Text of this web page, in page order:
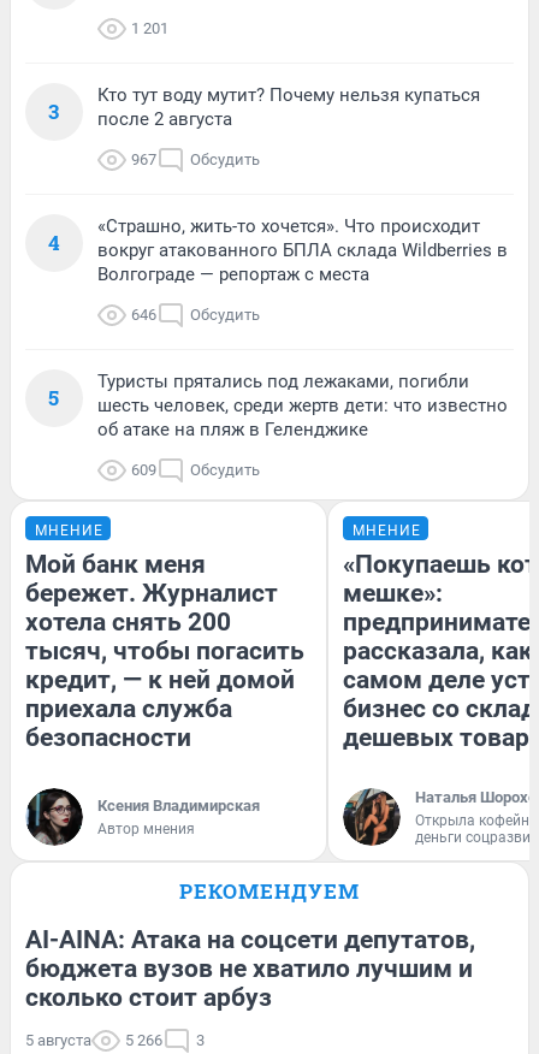
1 201
3
Кто тут воду мутит? Почему нельзя купаться
после 2 августа
967 Обсудить
4
«Страшно, жить-то хочется». Что происходит
вокруг атакованного БПЛА склада Wildberries в
Волгограде — репортаж с места
646 Обсудить
5
Туристы прятались под лежаками, погибли
шесть человек, среди жертв дети: что известно
об атаке на пляж в Геленджике
609 Обсудить
МНЕНИЕ
Мой банк меня
бережет. Журналист
хотела снять 200
тысяч, чтобы погасить
кредит, — к ней домой
приехала служба
безопасности
Ксения Владимирская
Автор мнения
МНЕНИЕ
«Покупаешь
мешке»:
рассказала, как
самом деле
бизнес со
дешевых
Наталья
Открыла
деньги
РЕКОМЕНДУЕМ
AI-AINA: Атака на соцсети депутатов,
бюджета вузов не хватило лучшим и
сколько стоит арбуз
5 августа 5 266 3